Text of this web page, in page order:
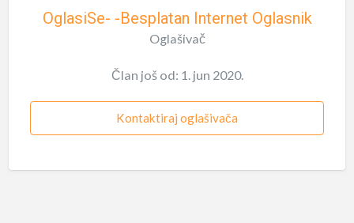
OglasiSe- -Besplatan Internet Oglasnik
Oglašivač
Član još od: 1. jun 2020.
Kontaktiraj oglašivača